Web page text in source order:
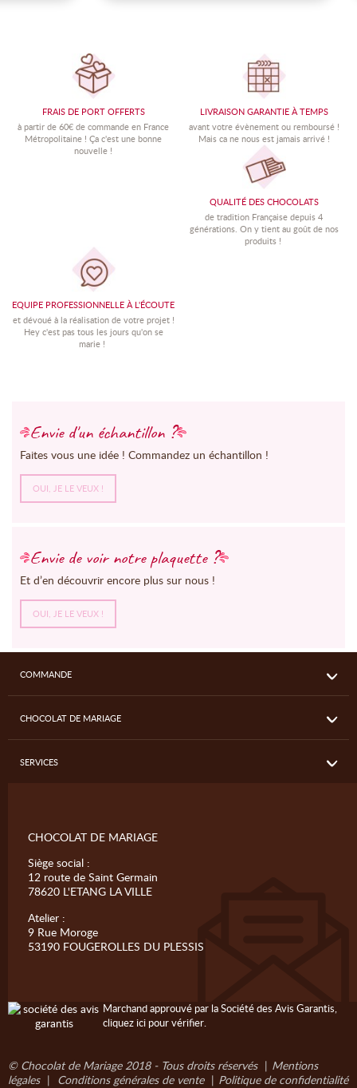
FRAIS DE PORT OFFERTS
à partir de 60€ de commande en France
Métropolitaine ! Ça c'est une bonne
nouvelle !
LIVRAISON GARANTIE À TEMPS
avant votre évènement ou remboursé !
Mais ca ne nous est jamais arrivé !
QUALITÉ DES CHOCOLATS
de tradition Française depuis 4
générations. On y tient au goût de nos
produits !
EQUIPE PROFESSIONNELLE À L'ÉCOUTE
et dévoué à la réalisation de votre projet !
Hey c'est pas tous les jours qu'on se
marie !
Envie d'un échantillon ?
Faites vous une idée ! Commandez un échantillon !
OUI, JE LE VEUX !
Envie de voir notre plaquette ?
Et d’en découvrir encore plus sur nous !
OUI, JE LE VEUX !
COMMANDE
CHOCOLAT DE MARIAGE
SERVICES
CHOCOLAT DE MARIAGE
Siège social :
12 route de Saint Germain
78620 L'ETANG LA VILLE
Atelier :
9 Rue Moroge
53190 FOUGEROLLES DU PLESSIS
Marchand approuvé par la Société des Avis Garantis,
cliquez ici pour vérifier.
© Chocolat de Mariage 2018 - Tous droits réservés | Mentions
légales | Conditions générales de vente | Politique de confidentialité